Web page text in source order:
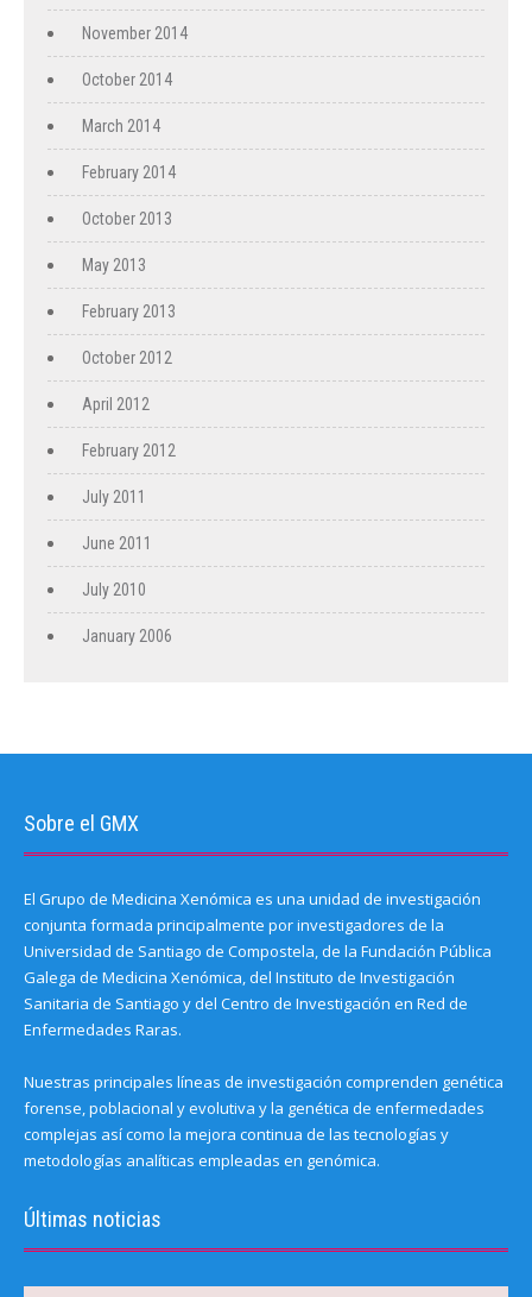
November 2014
October 2014
March 2014
February 2014
October 2013
May 2013
February 2013
October 2012
April 2012
February 2012
July 2011
June 2011
July 2010
January 2006
Sobre el GMX
El Grupo de Medicina Xenómica es una unidad de investigación
conjunta formada principalmente por investigadores de la
Universidad de Santiago de Compostela, de la Fundación Pública
Galega de Medicina Xenómica, del Instituto de Investigación
Sanitaria de Santiago y del Centro de Investigación en Red de
Enfermedades Raras.
Nuestras principales líneas de investigación comprenden genética
forense, poblacional y evolutiva y la genética de enfermedades
complejas así como la mejora continua de las tecnologías y
metodologías analíticas empleadas en genómica.
Últimas noticias